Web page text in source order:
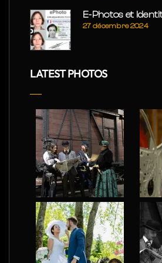
E-Photos et
27 décembre 2024
LATEST PHOTOS